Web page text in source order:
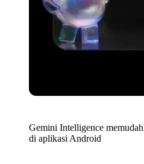
Gemini Intelligence
di aplikasi Android